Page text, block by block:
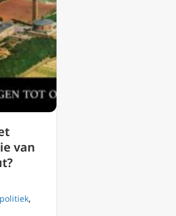
van
,